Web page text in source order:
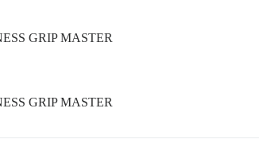
GRIP MASTER
GRIP MASTER